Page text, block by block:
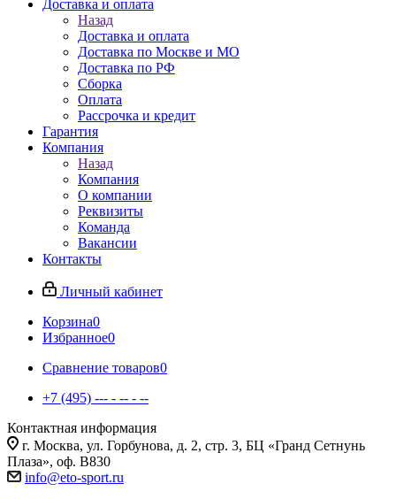
Доставка и оплата
Назад
Доставка и оплата
Доставка по Москве и МО
Доставка по РФ
Сборка
Оплата
Рассрочка и кредит
Гарантия
Компания
Назад
Компания
О компании
Реквизиты
Команда
Вакансии
Контакты
Личный кабинет
Корзина0
Избранное0
Сравнение товаров0
+7 (495) --- - -- - --
Контактная информация
г. Москва, ул. Горбунова, д. 2, стр. 3, БЦ «Гранд Сетнунь
Плаза», оф. В830
info@eto-sport.ru